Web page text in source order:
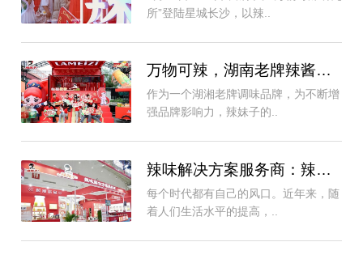
所”登陆星城长沙，以辣..
万物可辣，湖南老牌辣酱街头整新活！
作为一个湖湘老牌调味品牌，为不断增
强品牌影响力，辣妹子的..
辣味解决方案服务商：辣妹子商业新模式驱动..
每个时代都有自己的风口。近年来，随
着人们生活水平的提高，..